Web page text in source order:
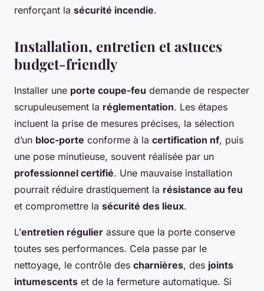
renforçant la sécurité incendie.
Installation, entretien et astuces
budget-friendly
Installer une porte coupe-feu demande de respecter
scrupuleusement la réglementation. Les étapes
incluent la prise de mesures précises, la sélection
d’un bloc-porte conforme à la certification nf, puis
une pose minutieuse, souvent réalisée par un
professionnel certifié. Une mauvaise installation
pourrait réduire drastiquement la résistance au feu
et compromettre la sécurité des lieux.
L’entretien régulier assure que la porte conserve
toutes ses performances. Cela passe par le
nettoyage, le contrôle des charnières, des joints
intumescents et de la fermeture automatique. Si